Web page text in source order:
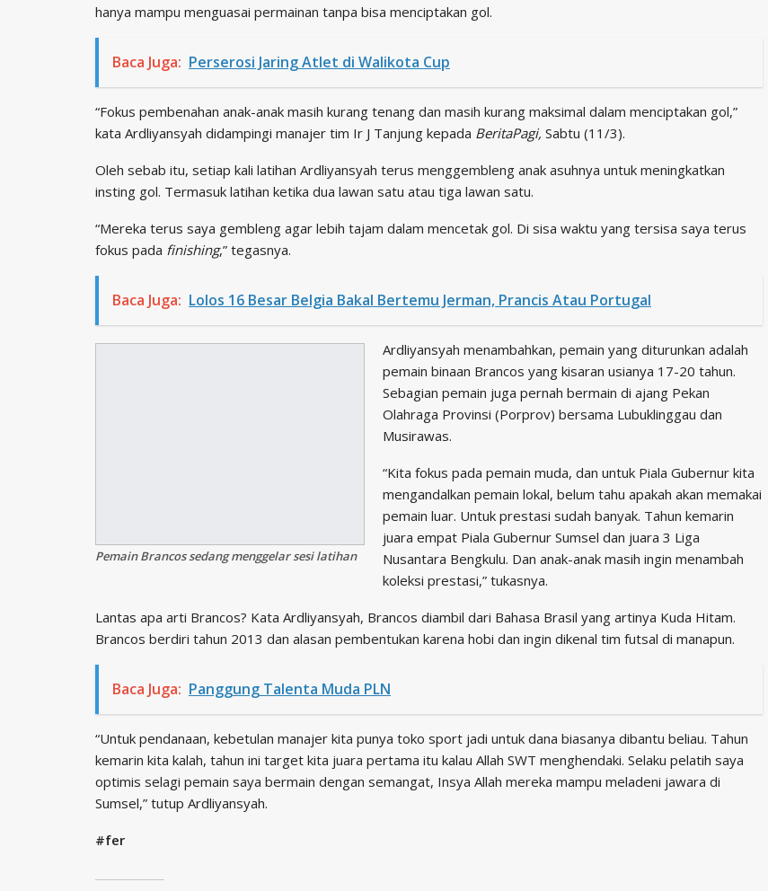
hanya mampu menguasai permainan tanpa bisa menciptakan gol.
Baca Juga: Perserosi Jaring Atlet di Walikota Cup
“Fokus pembenahan anak-anak masih kurang tenang dan masih kurang maksimal dalam menciptakan gol,”
kata Ardliyansyah didampingi manajer tim Ir J Tanjung kepada BeritaPagi, Sabtu (11/3).
Oleh sebab itu, setiap kali latihan Ardliyansyah terus menggembleng anak asuhnya untuk meningkatkan
insting gol. Termasuk latihan ketika dua lawan satu atau tiga lawan satu.
“Mereka terus saya gembleng agar lebih tajam dalam mencetak gol. Di sisa waktu yang tersisa saya terus
fokus pada finishing,” tegasnya.
Baca Juga: Lolos 16 Besar Belgia Bakal Bertemu Jerman, Prancis Atau Portugal
Pemain Brancos sedang menggelar sesi latihan
Ardliyansyah menambahkan, pemain yang diturunkan adalah
pemain binaan Brancos yang kisaran usianya 17-20 tahun.
Sebagian pemain juga pernah bermain di ajang Pekan
Olahraga Provinsi (Porprov) bersama Lubuklinggau dan
Musirawas.
“Kita fokus pada pemain muda, dan untuk Piala Gubernur kita
mengandalkan pemain lokal, belum tahu apakah akan memakai
pemain luar. Untuk prestasi sudah banyak. Tahun kemarin
juara empat Piala Gubernur Sumsel dan juara 3 Liga
Nusantara Bengkulu. Dan anak-anak masih ingin menambah
koleksi prestasi,” tukasnya.
Lantas apa arti Brancos? Kata Ardliyansyah, Brancos diambil dari Bahasa Brasil yang artinya Kuda Hitam.
Brancos berdiri tahun 2013 dan alasan pembentukan karena hobi dan ingin dikenal tim futsal di manapun.
Baca Juga: Panggung Talenta Muda PLN
“Untuk pendanaan, kebetulan manajer kita punya toko sport jadi untuk dana biasanya dibantu beliau. Tahun
kemarin kita kalah, tahun ini target kita juara pertama itu kalau Allah SWT menghendaki. Selaku pelatih saya
optimis selagi pemain saya bermain dengan semangat, Insya Allah mereka mampu meladeni jawara di
Sumsel,” tutup Ardliyansyah.
#fer